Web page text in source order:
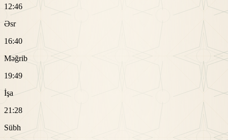
12:46
Əsr
16:40
Məğrib
19:49
İşa
21:28
Sübh